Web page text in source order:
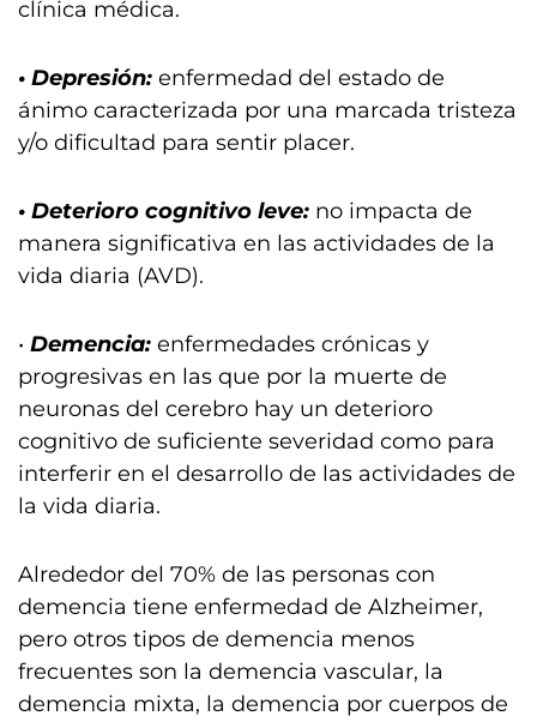
clínica médica.
• Depresión: enfermedad del estado de
ánimo caracterizada por una marcada tristeza
y/o dificultad para sentir placer.
• Deterioro cognitivo leve: no impacta de
manera significativa en las actividades de la
vida diaria (AVD).
• Demencia: enfermedades crónicas y
progresivas en las que por la muerte de
neuronas del cerebro hay un deterioro
cognitivo de suficiente severidad como para
interferir en el desarrollo de las actividades de
la vida diaria.
Alrededor del 70% de las personas con
demencia tiene enfermedad de Alzheimer,
pero otros tipos de demencia menos
frecuentes son la demencia vascular, la
demencia mixta, la demencia por cuerpos de